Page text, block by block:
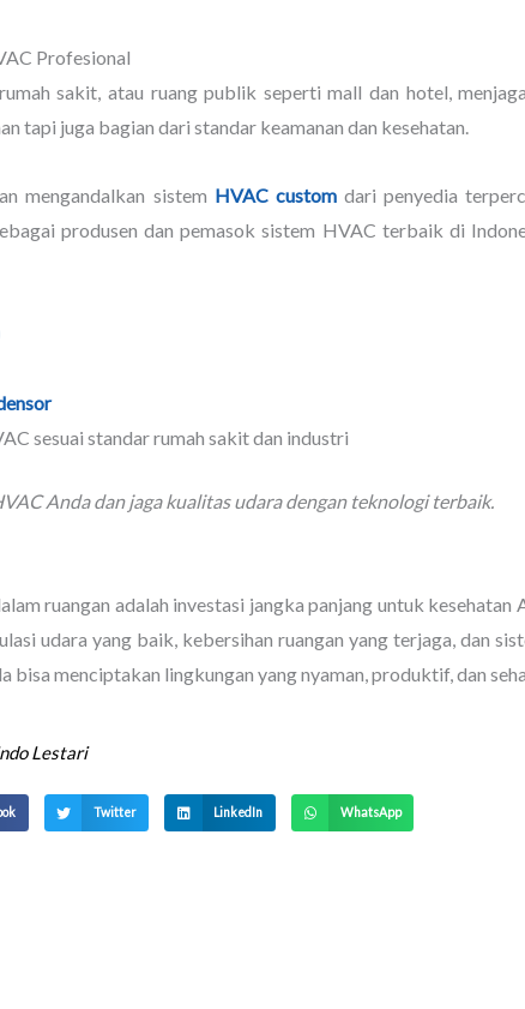
Profesional
sakit, atau ruang publik seperti mall dan hotel,
tapi juga bagian dari standar keamanan dan kesehatan.
mengandalkan sistem HVAC customdari penyedia
produsen dan pemasok sistem HVAC terbaik di
sesuai standar rumah sakit dan industri
Anda dan jaga kualitas udara dengan teknologi terbaik.
ruangan adalah investasi jangka panjang untuk kesehatan
udara yang baik, kebersihan ruangan yang terjaga, dan
bisa menciptakan lingkungan yang nyaman, produktif, dan
Lestari
Twitter LinkedIn WhatsApp